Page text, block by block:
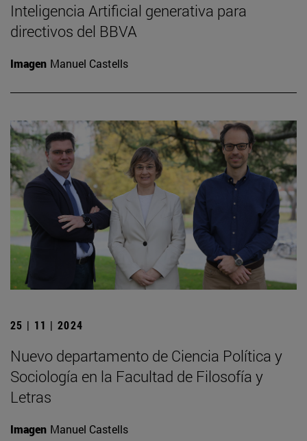
Inteligencia Artificial generativa para
directivos del BBVA
Imagen Manuel Castells
25 | 11 | 2024
Nuevo departamento de Ciencia Política y
Sociología en la Facultad de Filosofía y
Letras
Imagen Manuel Castells